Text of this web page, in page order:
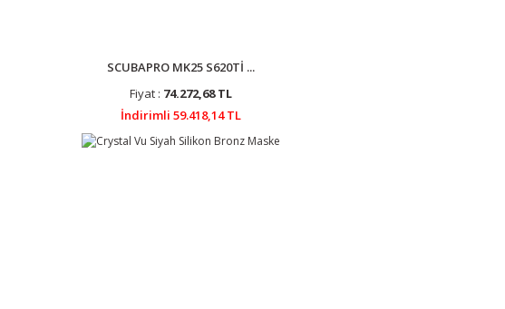
SCUBAPRO MK25 S620Tİ ...
Fiyat : 74.272,68 TL
İndirimli 59.418,14 TL